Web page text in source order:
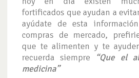
fortificados que ayudan a
ayúdate de esta
compras de mercado,
que te alimenten y te
recuerda siempre
“Que el
medicina”